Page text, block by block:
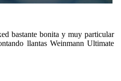
bastante bonita y muy particular
llantas Weinmann Ultimate